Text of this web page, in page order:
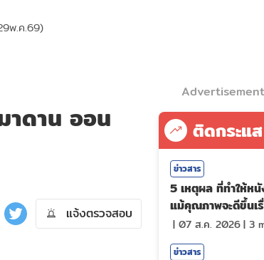
พ.ค.69)
าดาน ออน
แจ้งตรวจสอบ
Advertisement
ติดกระแส
ข่าวสาร
5 เหตุผล ที่ทำให้ห
แม้คุณภาพจะดีขึ้นเ
| 07 ส.ค. 2026| 3
ข่าวสาร